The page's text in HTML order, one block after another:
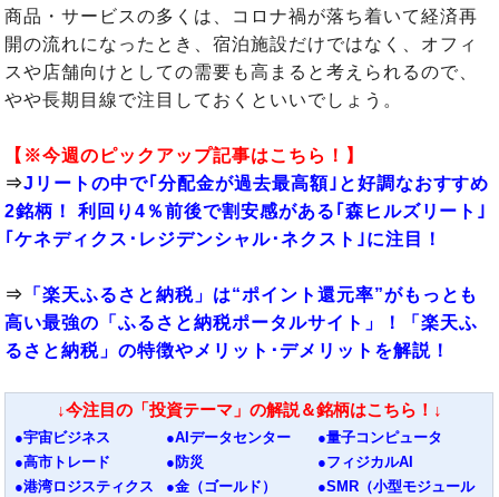
商品・サービスの多くは、コロナ禍が落ち着いて経済再
開の流れになったとき、宿泊施設だけではなく、オフィ
スや店舗向けとしての需要も高まると考えられるので、
やや長期目線で注目しておくといいでしょう。
【※今週のピックアップ記事はこちら！】
⇒Jリートの中で｢分配金が過去最高額｣と好調なおすすめ
2銘柄！ 利回り4％前後で割安感がある｢森ヒルズリート｣
｢ケネディクス･レジデンシャル･ネクスト｣に注目！
⇒ 「楽天ふるさと納税」は“ポイント還元率”がもっとも
高い最強の「ふるさと納税ポータルサイト」！「楽天ふ
るさと納税」の特徴やメリット･デメリットを解説！
↓今注目の「投資テーマ」の解説＆銘柄はこちら！↓
●宇宙ビジネス ●AIデータセンター
●量子コンピュータ
●高市トレード
●防災
●フィジカルAI
●港湾ロジスティクス
●金（ゴールド）
●SMR（小型モジュール